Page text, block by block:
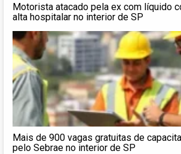
Motorista atacado pela ex com líquido
alta hospitalar no interior de SP
Mais de 900 vagas gratuitas de
pelo Sebrae no interior de SP